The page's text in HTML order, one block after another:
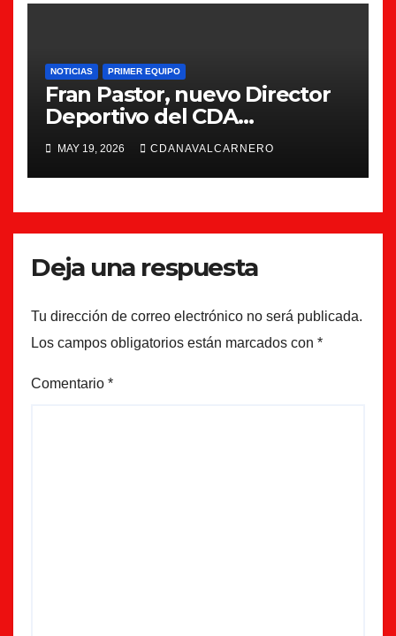
NOTICIAS PRIMER EQUIPO
Fran Pastor, nuevo Director
Deportivo del CDA
Navalcarnero
MAY 19, 2026 CDANAVALCARNERO
Deja una respuesta
Tu dirección de correo electrónico no será publicada.
Los campos obligatorios están marcados con *
Comentario *